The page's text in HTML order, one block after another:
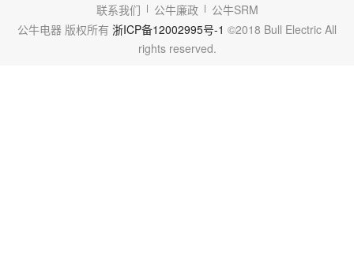
联系我们 公牛廉政
公牛SRM
公牛电器 版权所有 浙ICP备12002995号-1 ©2018 Bull Electric All
rights reserved.